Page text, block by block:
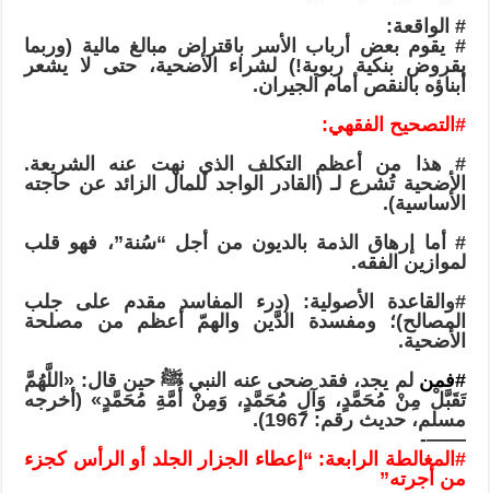
# الواقعة:
# يقوم بعض أرباب الأسر باقتراض مبالغ مالية (وربما
بقروض بنكية ربوية!) لشراء الأضحية، حتى لا يشعر
أبناؤه بالنقص أمام الجيران.
#التصحيح الفقهي:
# هذا من أعظم التكلف الذي نهت عنه الشريعة.
الأضحية تُشرع لـ (القادر الواجد للمال الزائد عن حاجته
الأساسية).
# أما إرهاق الذمة بالديون من أجل “سُنة”، فهو قلب
لموازين الفقه.
#والقاعدة الأصولية: (درء المفاسد مقدم على جلب
المصالح)؛ ومفسدة الدَّين والهمّ أعظم من مصلحة
الأضحية.
#فمن لم يجد، فقد ضحى عنه النبي ﷺ حين قال: «اللَّهُمَّ
تَقَبَّلْ مِنْ مُحَمَّدٍ، وَآلِ مُحَمَّدٍ، وَمِنْ أُمَّةِ مُحَمَّدٍ» (أخرجه
مسلم، حديث رقم: 1967).
——-
#المغالطة الرابعة: “إعطاء الجزار الجلد أو الرأس كجزء
من أجرته”